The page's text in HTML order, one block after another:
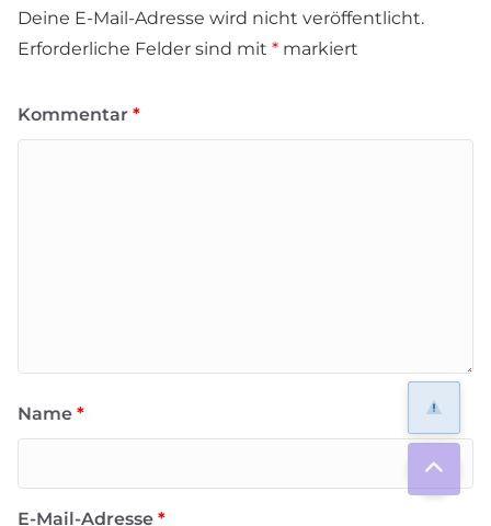
Deine E-Mail-Adresse wird nicht veröffentlicht.
Erforderliche Felder sind mit * markiert
Kommentar *
Name *
E-Mail-Adresse *